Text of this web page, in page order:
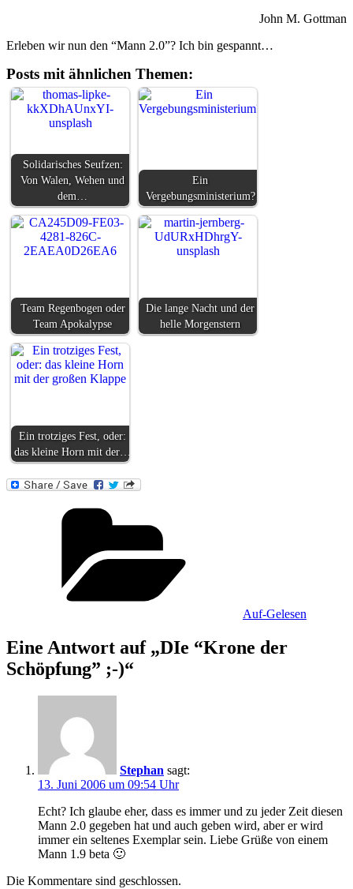
John M. Gottman
Erleben wir nun den “Mann 2.0”? Ich bin gespannt…
Posts mit ähnlichen Themen:
Solidarisches Seufzen:
Von Walen, Wehen und
dem…
Ein
Vergebungsministerium?
Team Regenbogen oder
Team Apokalypse
Die lange Nacht und der
helle Morgenstern
Ein trotziges Fest, oder:
das kleine Horn mit der…
Auf-Gelesen
Eine Antwort auf „DIe “Krone der
Schöpfung” ;-)“
Stephan sagt:
13. Juni 2006 um 09:54 Uhr
Echt? Ich glaube eher, dass es immer und zu jeder Zeit diesen
Mann 2.0 gegeben hat und auch geben wird, aber er wird
immer ein seltenes Exemplar sein. Liebe Grüße von einem
Mann 1.9 beta 🙂
Die Kommentare sind geschlossen.